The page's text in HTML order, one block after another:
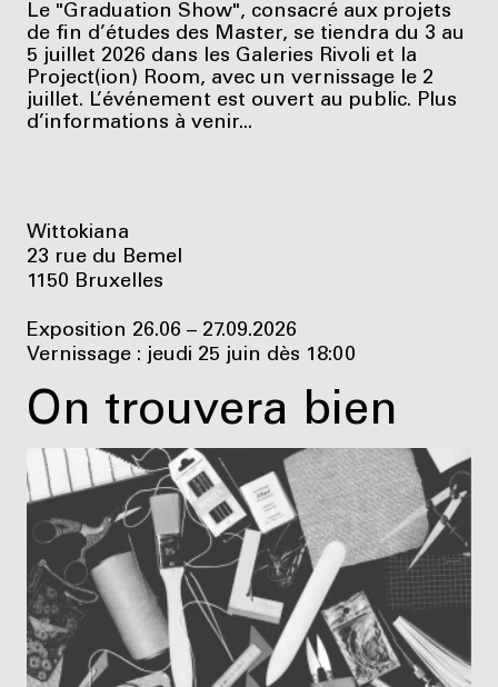
Le "Graduation Show", consacré aux projets
de fin d’études des Master, se tiendra du 3 au
5 juillet 2026 dans les Galeries Rivoli et la
Project(ion) Room, avec un vernissage le 2
juillet. L’événement est ouvert au public. Plus
d’informations à venir...
Wittokiana
23 rue du Bemel
1150 Bruxelles
Exposition 26.06 – 27.09.2026
Vernissage : jeudi 25 juin dès 18:00
On trouvera bien